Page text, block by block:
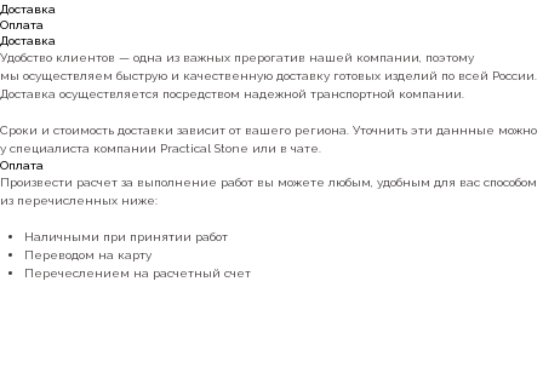
Доставка
Оплата
Доставка
Удобство клиентов — одна из важных прерогатив нашей компании, поэтому
мы осуществляем быструю и качественную доставку готовых изделий по всей России.
Доставка осуществляется посредством надежной транспортной компании.
Сроки и стоимость доставки зависит от вашего региона. Уточнить эти даннные можно
у специалиста компании Practical Stone или в чате.
Оплата
Произвести расчет за выполнение работ вы можете любым, удобным для вас способом
из перечисленных ниже:
Наличными при принятии работ
Переводом на карту
Перечеслением на расчетный счет